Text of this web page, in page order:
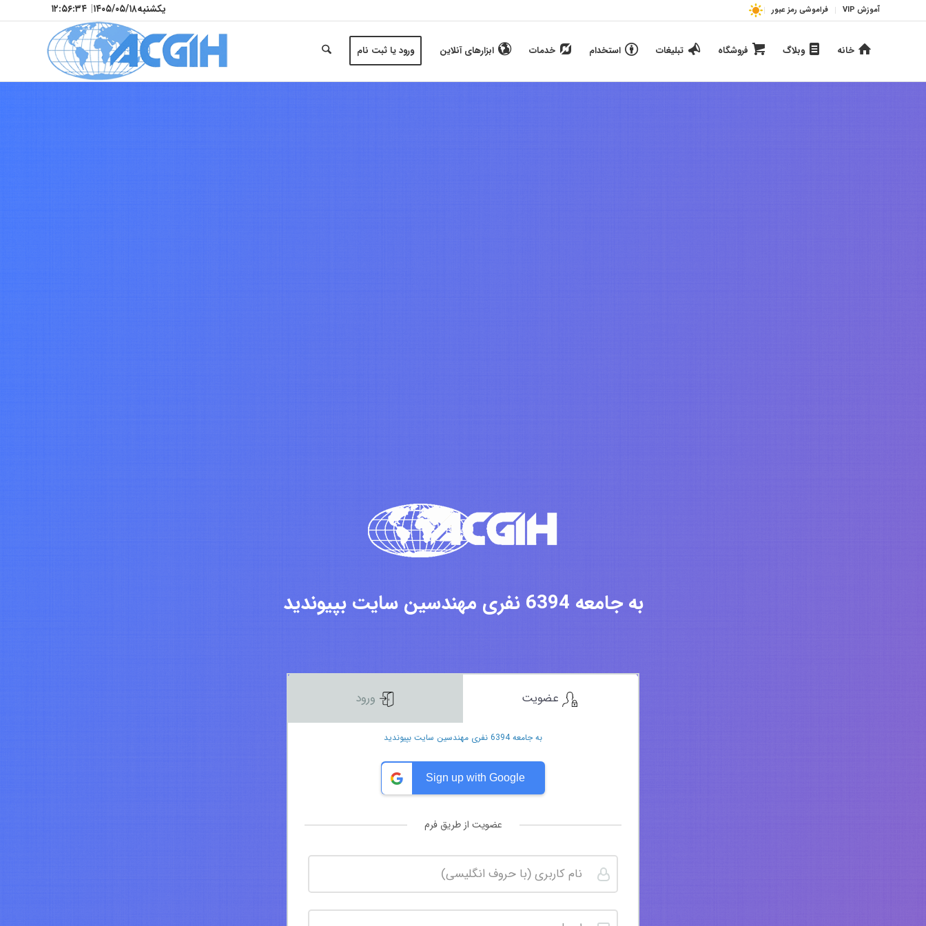
آموزش VIP فراموشی رمز عبور یکشنبه۱۴۰۵/۰۵/۱۸| ۱۲:۵۶:۳۷
خانه وبلاگ فروشگاه تبلیغات استخدام خدمات ابزارهای آنلاین ورود یا ثبت نام
به جامعه 6394 نفری مهندسین سایت بپیوندید
به جامعه 6394 نفری مهندسین سایت بپیوندید
Sign up with Google
عضویت از طریق فرم